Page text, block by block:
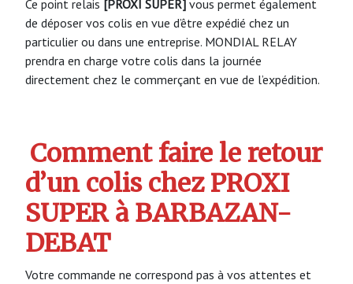
Ce point relais [PROXI SUPER] vous permet également
de déposer vos colis en vue d’être expédié chez un
particulier ou dans une entreprise. MONDIAL RELAY
prendra en charge votre colis dans la journée
directement chez le commerçant en vue de l’expédition.
Comment faire le retour
d’un colis chez PROXI
SUPER à BARBAZAN-
DEBAT
Votre commande ne correspond pas à vos attentes et